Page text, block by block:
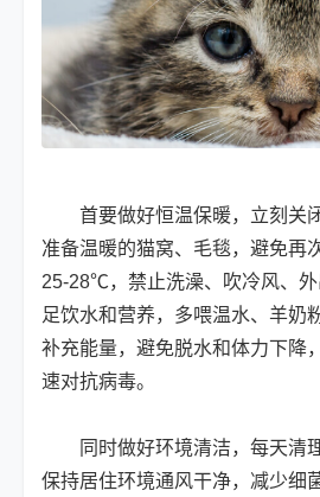
首要做好恒温保暖，立刻关
准备温暖的猫窝、毛毯，避免再
25-28℃，禁止洗澡、吹冷风、
足饮水和营养，多喂温水、羊奶
补充能量，避免脱水和体力下降
速对抗病毒。
同时做好环境清洁，每天清理
保持居住环境通风干净，减少细